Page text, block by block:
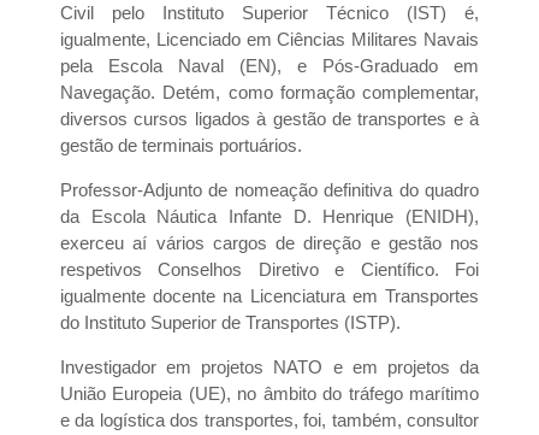
Civil pelo Instituto Superior Técnico (IST) é,
igualmente, Licenciado em Ciências Militares Navais
pela Escola Naval (EN), e Pós-Graduado em
Navegação. Detém, como formação complementar,
diversos cursos ligados à gestão de transportes e à
gestão de terminais portuários.
Professor-Adjunto de nomeação definitiva do quadro
da Escola Náutica Infante D. Henrique (ENIDH),
exerceu aí vários cargos de direção e gestão nos
respetivos Conselhos Diretivo e Científico. Foi
igualmente docente na Licenciatura em Transportes
do Instituto Superior de Transportes (ISTP).
Investigador em projetos NATO e em projetos da
União Europeia (UE), no âmbito do tráfego marítimo
e da logística dos transportes, foi, também, consultor